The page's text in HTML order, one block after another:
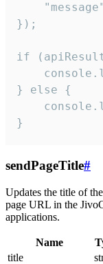
});
if
} else {
}
sendPageTitle#
Updates the title of
page URL in the
applications.
Name
title